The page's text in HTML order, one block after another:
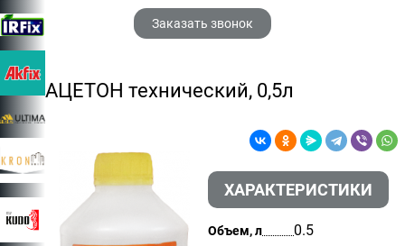
Заказать звонок
АЦЕТОН технический, 0,5л
ХАРАКТЕРИСТИКИ
Объем, л 0.5